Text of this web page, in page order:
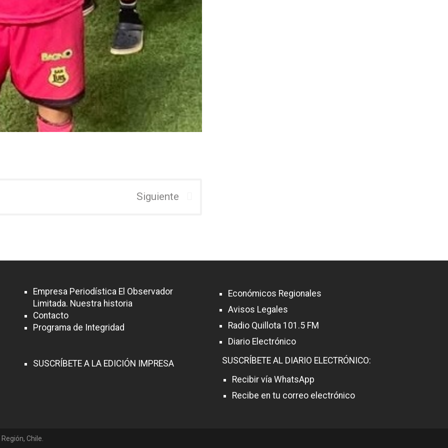
Siguiente
Empresa Periodística El Observador
Limitada. Nuestra historia
Contacto
Programa de Integridad
SUSCRÍBETE A LA EDICIÓN IMPRESA
Económicos Regionales
Avisos Legales
Radio Quillota 101.5 FM
Diario Electrónico
SUSCRÍBETE AL DIARIO ELECTRÓNICO:
Recibir vía WhatsApp
Recibe en tu correo electrónico
Chile.